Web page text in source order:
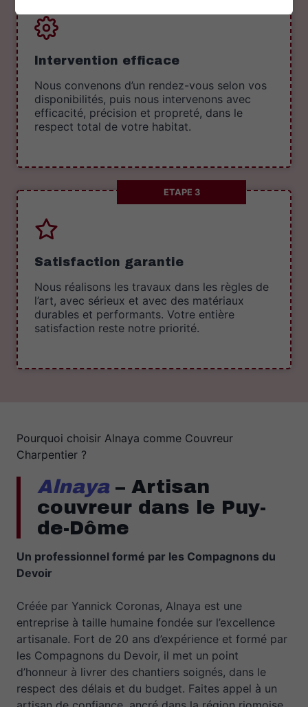
Intervention efficace
Nous convenons d’un rendez-vous selon vos
disponibilités, puis nous intervenons avec
efficacité, précision et propreté, dans le
respect total de votre habitat.
ETAPE 3
Satisfaction garantie
Nous réalisons les travaux dans les règles de
l’art, avec sérieux et avec des matériaux
durables et performants. Votre entière
satisfaction reste notre priorité.
Pourquoi choisir Alnaya comme Couvreur
Charpentier ?
Alnaya – Artisan
couvreur dans le Puy-
de-Dôme
Un professionnel formé par les Compagnons du
Devoir
Créée par Yannick Coronas, Alnaya est une
entreprise à taille humaine fondée sur l’excellence
artisanale. Fort de 20 ans d’expérience et formé par
les Compagnons du Devoir, il met un point
d’honneur à livrer des chantiers soignés, dans le
respect des délais et du budget. Faites appel à un